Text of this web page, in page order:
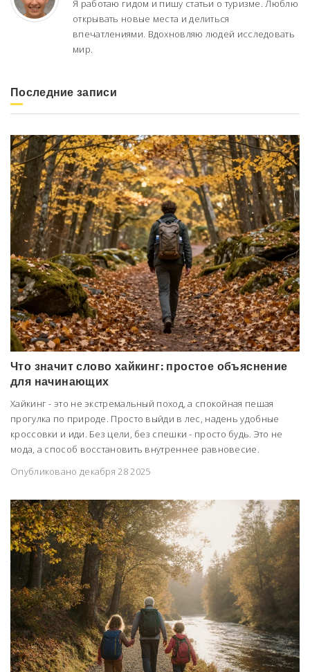
Я работаю гидом и пишу статьи о туризме. Люблю
открывать новые места и делиться
впечатлениями. Вдохновляю людей исследовать
мир.
Последние записи
Что значит слово хайкинг: простое объяснение
для начинающих
Хайкинг - это не экстремальный поход, а спокойная пешая
прогулка по природе. Просто выйди в лес, надень удобные
кроссовки и иди. Без цели, без спешки - просто будь. Это не
мода, а способ восстановить внутреннее равновесие.
Опубликовано декабря 28 2025